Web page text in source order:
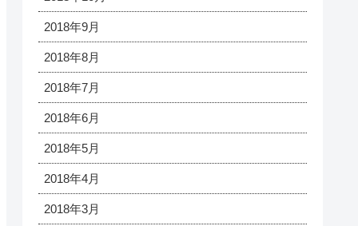
2018年9月
2018年8月
2018年7月
2018年6月
2018年5月
2018年4月
2018年3月